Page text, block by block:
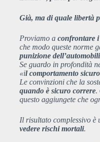
Già, ma di quale libertà
Proviamo a confrontare
che modo queste norme
punizione
Se guardo in profondità
«il comportamento
Le convinzioni che la
quando è sicuro correre.
questo aggiungete che
Il risultato complessivo è
vedere rischi mortali.